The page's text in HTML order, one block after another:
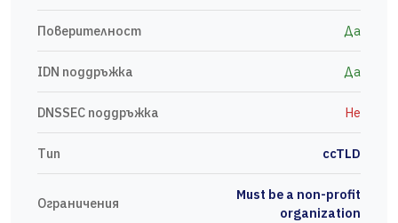
Поверителност Да
IDN поддръжка Да
DNSSEC поддръжка Не
Тип ccTLD
Ограничения
Must be a non-profit
organization